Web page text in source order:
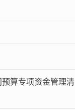
算专项资金管理清